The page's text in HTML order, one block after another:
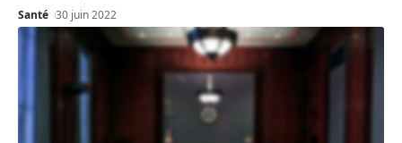
Santé 30 juin 2022